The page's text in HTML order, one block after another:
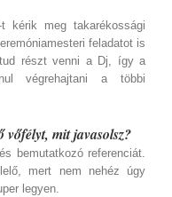
meg takarékossági
feladatot is
részt venni a Dj, így a
végrehajtani a többi
vőfélyt, mit javasolsz?
bemutatkozó referenciát.
mert nem nehéz úgy
legyen.